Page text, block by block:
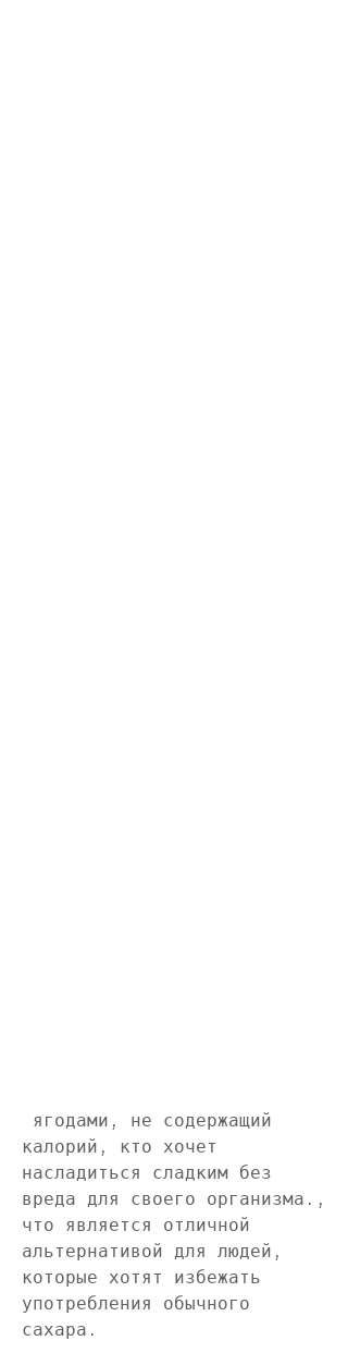
калорий, кто хочет
насладиться сладким без
вреда для своего организма.,
что является отличной
альтернативой для людей,
которые хотят избежать
употребления обычного
сахара.